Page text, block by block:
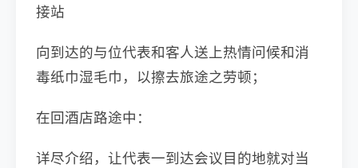
接站
向到达的与位代表和客人送上热情问候和消
毒纸巾湿毛巾，以擦去旅途之劳顿；
在回酒店路途中：
详尽介绍，让代表一到达会议目的地就对当